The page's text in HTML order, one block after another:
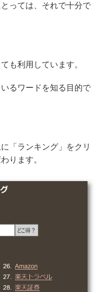
っては、それで十分で
も利用しています。
るワードを知る目的で
「ランキング」をクリ
ります。